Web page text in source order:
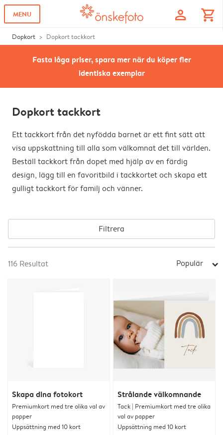
MENU profile shopping_cart
Dopkort Dopkort tackkort
Fasta låga priser, spara mer när du köper fler
identiska exemplar
Dopkort tackkort
Ett tackkort från det nyfödda barnet är ett fint sätt att
visa uppskattning till alla som välkomnat det till världen.
Beställ tackkort från dopet med hjälp av en färdig
design, lägg till en favoritbild i tackkortet och skapa ett
gulligt tackkort för familj och vänner.
Filtrera
116 Resultat Populär arrow_right
Skapa dina fotokort
Premiumkort med tre olika val av
papper
Uppsättning med 10 kort
Strålande välkomnande
Tack | Premiumkort med tre olika
val av papper
Uppsättning med 10 kort